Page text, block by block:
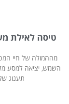
טיסה לאילת
מההמולה של חיי
השמש, יציאה למסע
תענוג